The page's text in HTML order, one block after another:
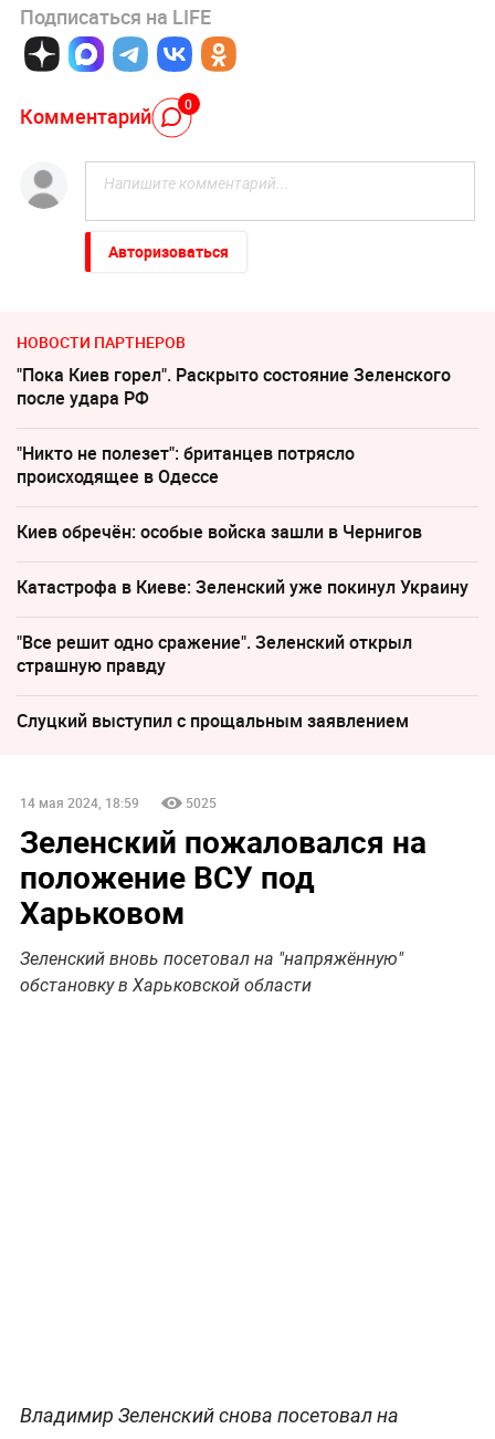
Подписаться на LIFE
Комментарий 0
Авторизоваться
НОВОСТИ ПАРТНЕРОВ
"Пока Киев горел". Раскрыто состояние Зеленского
после удара РФ
"Никто не полезет": британцев потрясло
происходящее в Одессе
Киев обречён: особые войска зашли в Чернигов
Катастрофа в Киеве: Зеленский уже покинул Украину
"Все решит одно сражение". Зеленский открыл
страшную правду
Слуцкий выступил с прощальным заявлением
14 мая 2024, 18:59 5025
Зеленский пожаловался на
положение ВСУ под
Харьковом
Зеленский вновь посетовал на "напряжённую"
обстановку в Харьковской области
Владимир Зеленский снова посетовал на